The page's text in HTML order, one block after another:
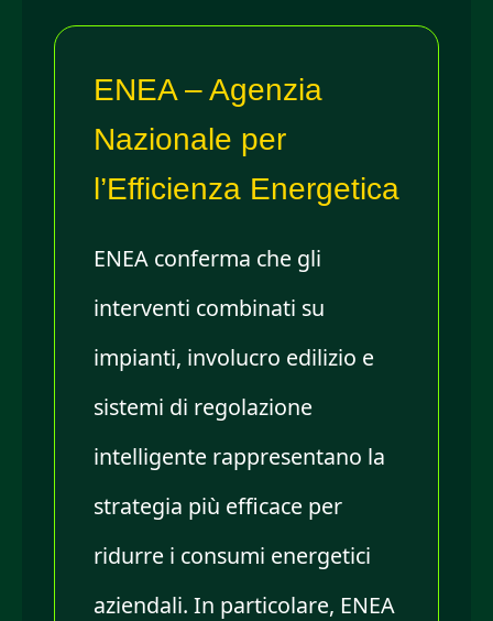
ENEA – Agenzia
Nazionale per
l’Efficienza Energetica
ENEA conferma che gli
interventi combinati su
impianti, involucro edilizio e
sistemi di regolazione
intelligente rappresentano la
strategia più efficace per
ridurre i consumi energetici
aziendali. In particolare, ENEA